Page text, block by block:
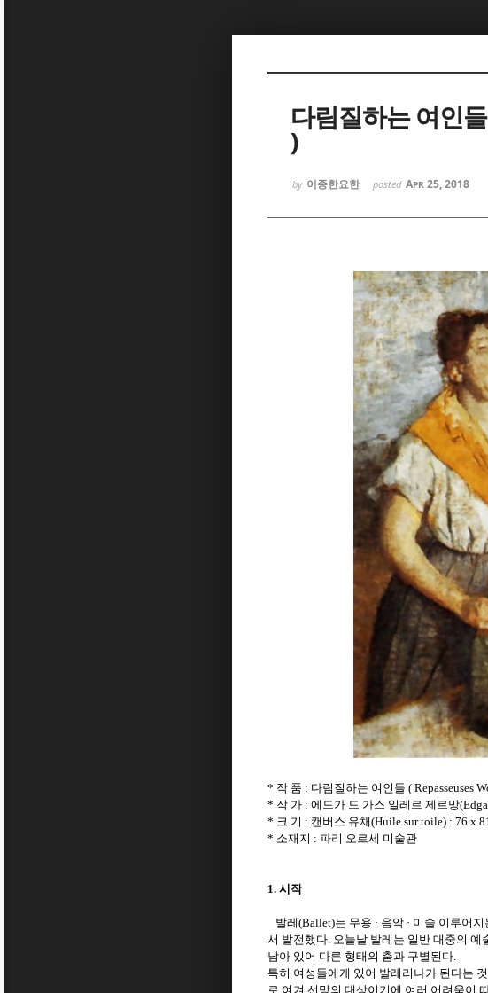
다림질하는 여인
)
by 이종한요한 posted Apr 25, 2018
* 작 품 : 다림질하는 여인들 ( Repasseuses
* 작 가 : 에드가 드 가스 일레르 제르망
* 크 기 : 캔버스 유채(Huile sur toile) : 76 x
* 소재지 : 파리 오르세 미술관
1. 시작
발레(Ballet)는 무용 · 음악 · 미술 이루어
서 발전했다. 오늘날 발레는 일반 대중의 예
남아 있어 다른 형태의 춤과 구별된다.
특히 여성들에게 있어 발레리나가 된다는
로 여겨 선망의 대상이기에 여러 어려움이
Sketchbook5, 스케
Sketchbook5, 스케
Sketchbook5, 스케
Sketchbook5, 스케